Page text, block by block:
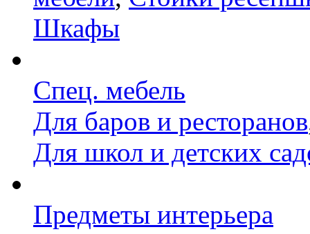
Шкафы
Спец. мебель
Для баров и ресторанов
Для школ и детских
Предметы интерьера